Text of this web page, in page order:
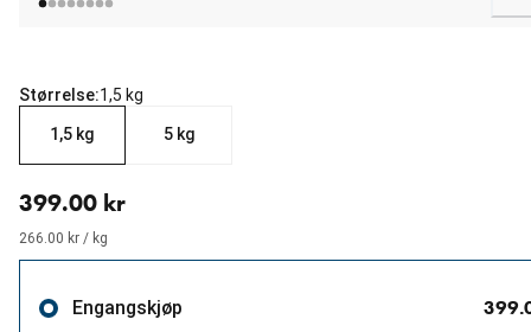
Størrelse:1,5 kg
1,5 kg 5 kg
399.00 kr
266.00 kr / kg
Engangskjøp